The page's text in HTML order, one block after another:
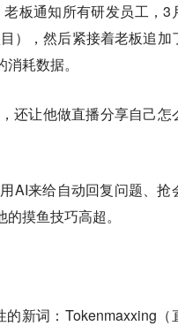
板通知所有研发员工，3
），然后紧接着老板追加
耗数据。
还让他做直播分享自己怎
AI来给自动回复问题、抢
摸鱼技巧高超。
新词：Tokenmaxxing（